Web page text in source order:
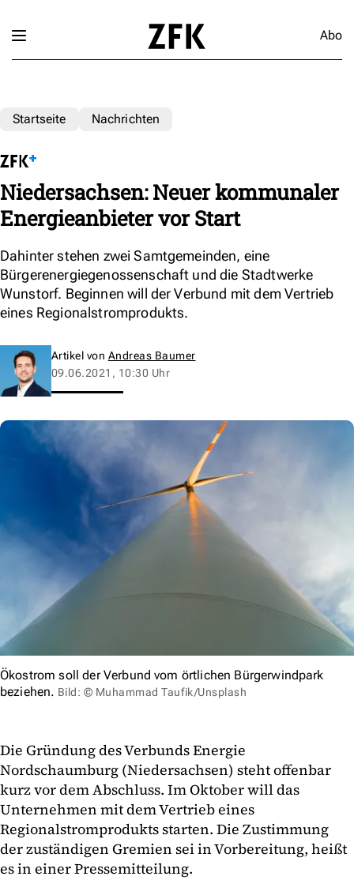
Abo
Startseite Nachrichten
Niedersachsen: Neuer kommunaler
Energieanbieter vor Start
Dahinter stehen zwei Samtgemeinden, eine
Bürgerenergiegenossenschaft und die Stadtwerke
Wunstorf. Beginnen will der Verbund mit dem Vertrieb
eines Regionalstromprodukts.
Artikel von Andreas Baumer
09.06.2021, 10:30 Uhr
Ökostrom soll der Verbund vom örtlichen Bürgerwindpark
beziehen. Bild: © Muhammad Taufik/Unsplash
Die Gründung des Verbunds Energie
Nordschaumburg (Niedersachsen) steht offenbar
kurz vor dem Abschluss. Im Oktober will das
Unternehmen mit dem Vertrieb eines
Regionalstromprodukts starten. Die Zustimmung
der zuständigen Gremien sei in Vorbereitung, heißt
es in einer Pressemitteilung.